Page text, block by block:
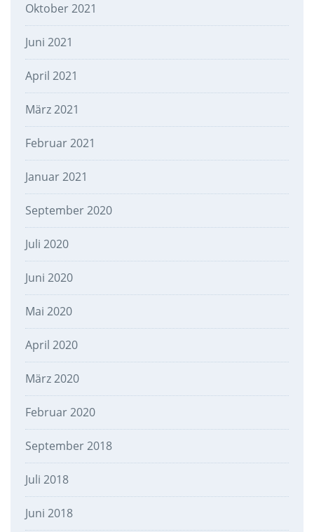
Oktober 2021
Juni 2021
April 2021
März 2021
Februar 2021
Januar 2021
September 2020
Juli 2020
Juni 2020
Mai 2020
April 2020
März 2020
Februar 2020
September 2018
Juli 2018
Juni 2018